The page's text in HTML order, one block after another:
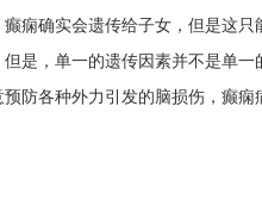
痫确实会遗传给子女，但是这只
是，单一的遗传因素并不是单一
防各种外力引发的脑损伤，癫痫